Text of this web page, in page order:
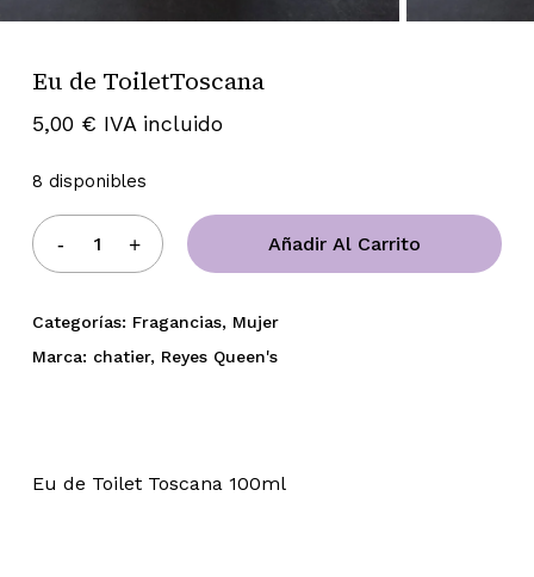
Eu de ToiletToscana
5,00 € IVA incluido
8 disponibles
Añadir Al Carrito
Categorías: Fragancias, Mujer
Marca: chatier, Reyes Queen's
Eu de Toilet Toscana 100ml